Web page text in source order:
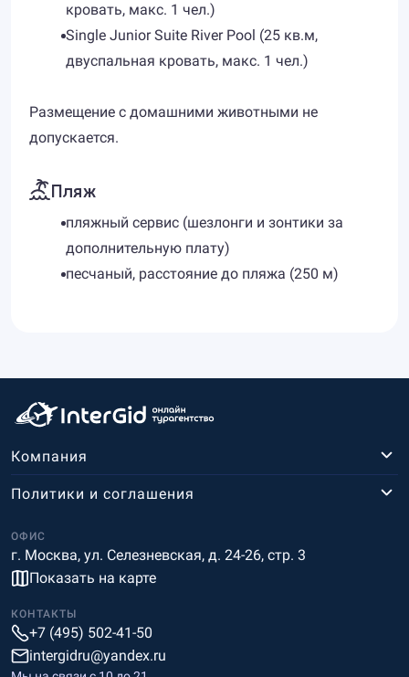
кровать, макс. 1 чел.)
Single Junior Suite River Pool (25 кв.м,
двуспальная кровать, макс. 1 чел.)
Размещение с домашними животными не
допускается.
Пляж
пляжный сервис (шезлонги и зонтики за
дополнительную плату)
песчаный, расстояние до пляжа (250 м)
Компания
ОФИС
г. Москва, ул. Селезневская, д. 24-26, стр. 3
Показать на карте
Политики и соглашения
КОНТАКТЫ
+7 (495) 502-41-50
intergidru@yandex.ru